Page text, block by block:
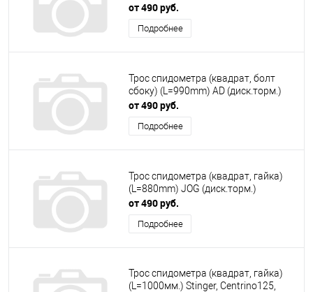
от 490 руб.
Подробнее
Трос спидометра (квадрат, болт
сбоку) (L=990mm) AD (диск.торм.)
от 490 руб.
Подробнее
Трос спидометра (квадрат, гайка)
(L=880mm) JOG (диск.торм.)
от 490 руб.
Подробнее
Трос спидометра (квадрат, гайка)
(L=1000мм.) Stinger, Centrino125,